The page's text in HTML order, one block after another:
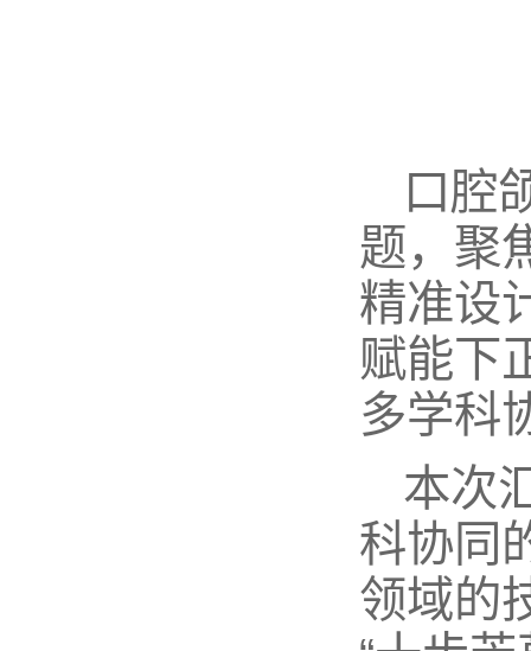
口腔
题，聚
精准设
赋能下
多学科
本次
科协同
领域的